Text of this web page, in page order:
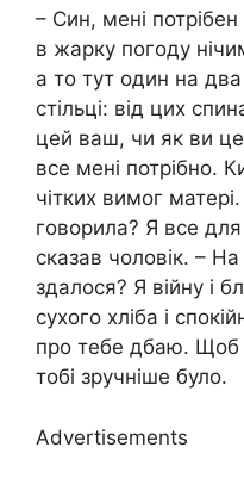
– Син, мені
в жарку погоду
а то тут один на два
стільці: від цих
цей ваш, чи як ви
все мені потрібно.
чітких вимог
говорила? Я все
сказав чоловік. –
здалося? Я війну і
сухого хліба і
про тебе дбаю. Щоб
тобі зручніше було.
Advertisements